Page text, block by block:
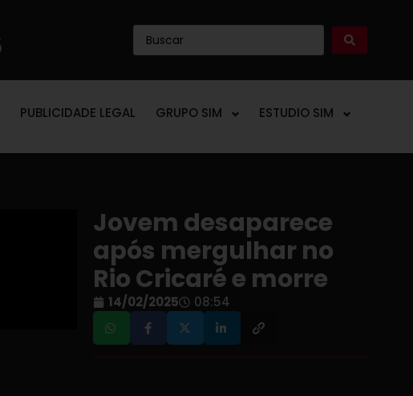
PUBLICIDADE LEGAL GRUPO SIM ESTUDIO SIM
Jovem desaparece
após mergulhar no
Rio Cricaré e morre
14/02/2025 08:54